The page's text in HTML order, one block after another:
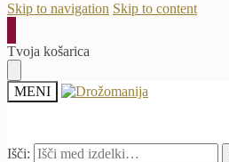
Skip to navigation Skip to content
Tvoja košarica
MENI
Išči: